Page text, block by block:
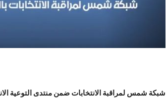
شبكة شمس لمراقبة الانتخابات ضمن منتدى التوعية